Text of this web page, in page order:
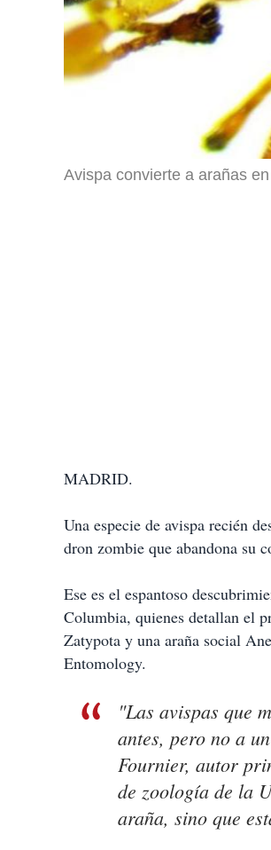
Avispa convierte a arañas
MADRID.
Una especie de avispa recién
dron zombie que abandona su
Ese es el espantoso
Columbia, quienes detallan el
Zatypota y una araña social
Entomology.
"Las avispas que
antes, pero no a
Fournier, autor
de zoología de la
araña, sino que